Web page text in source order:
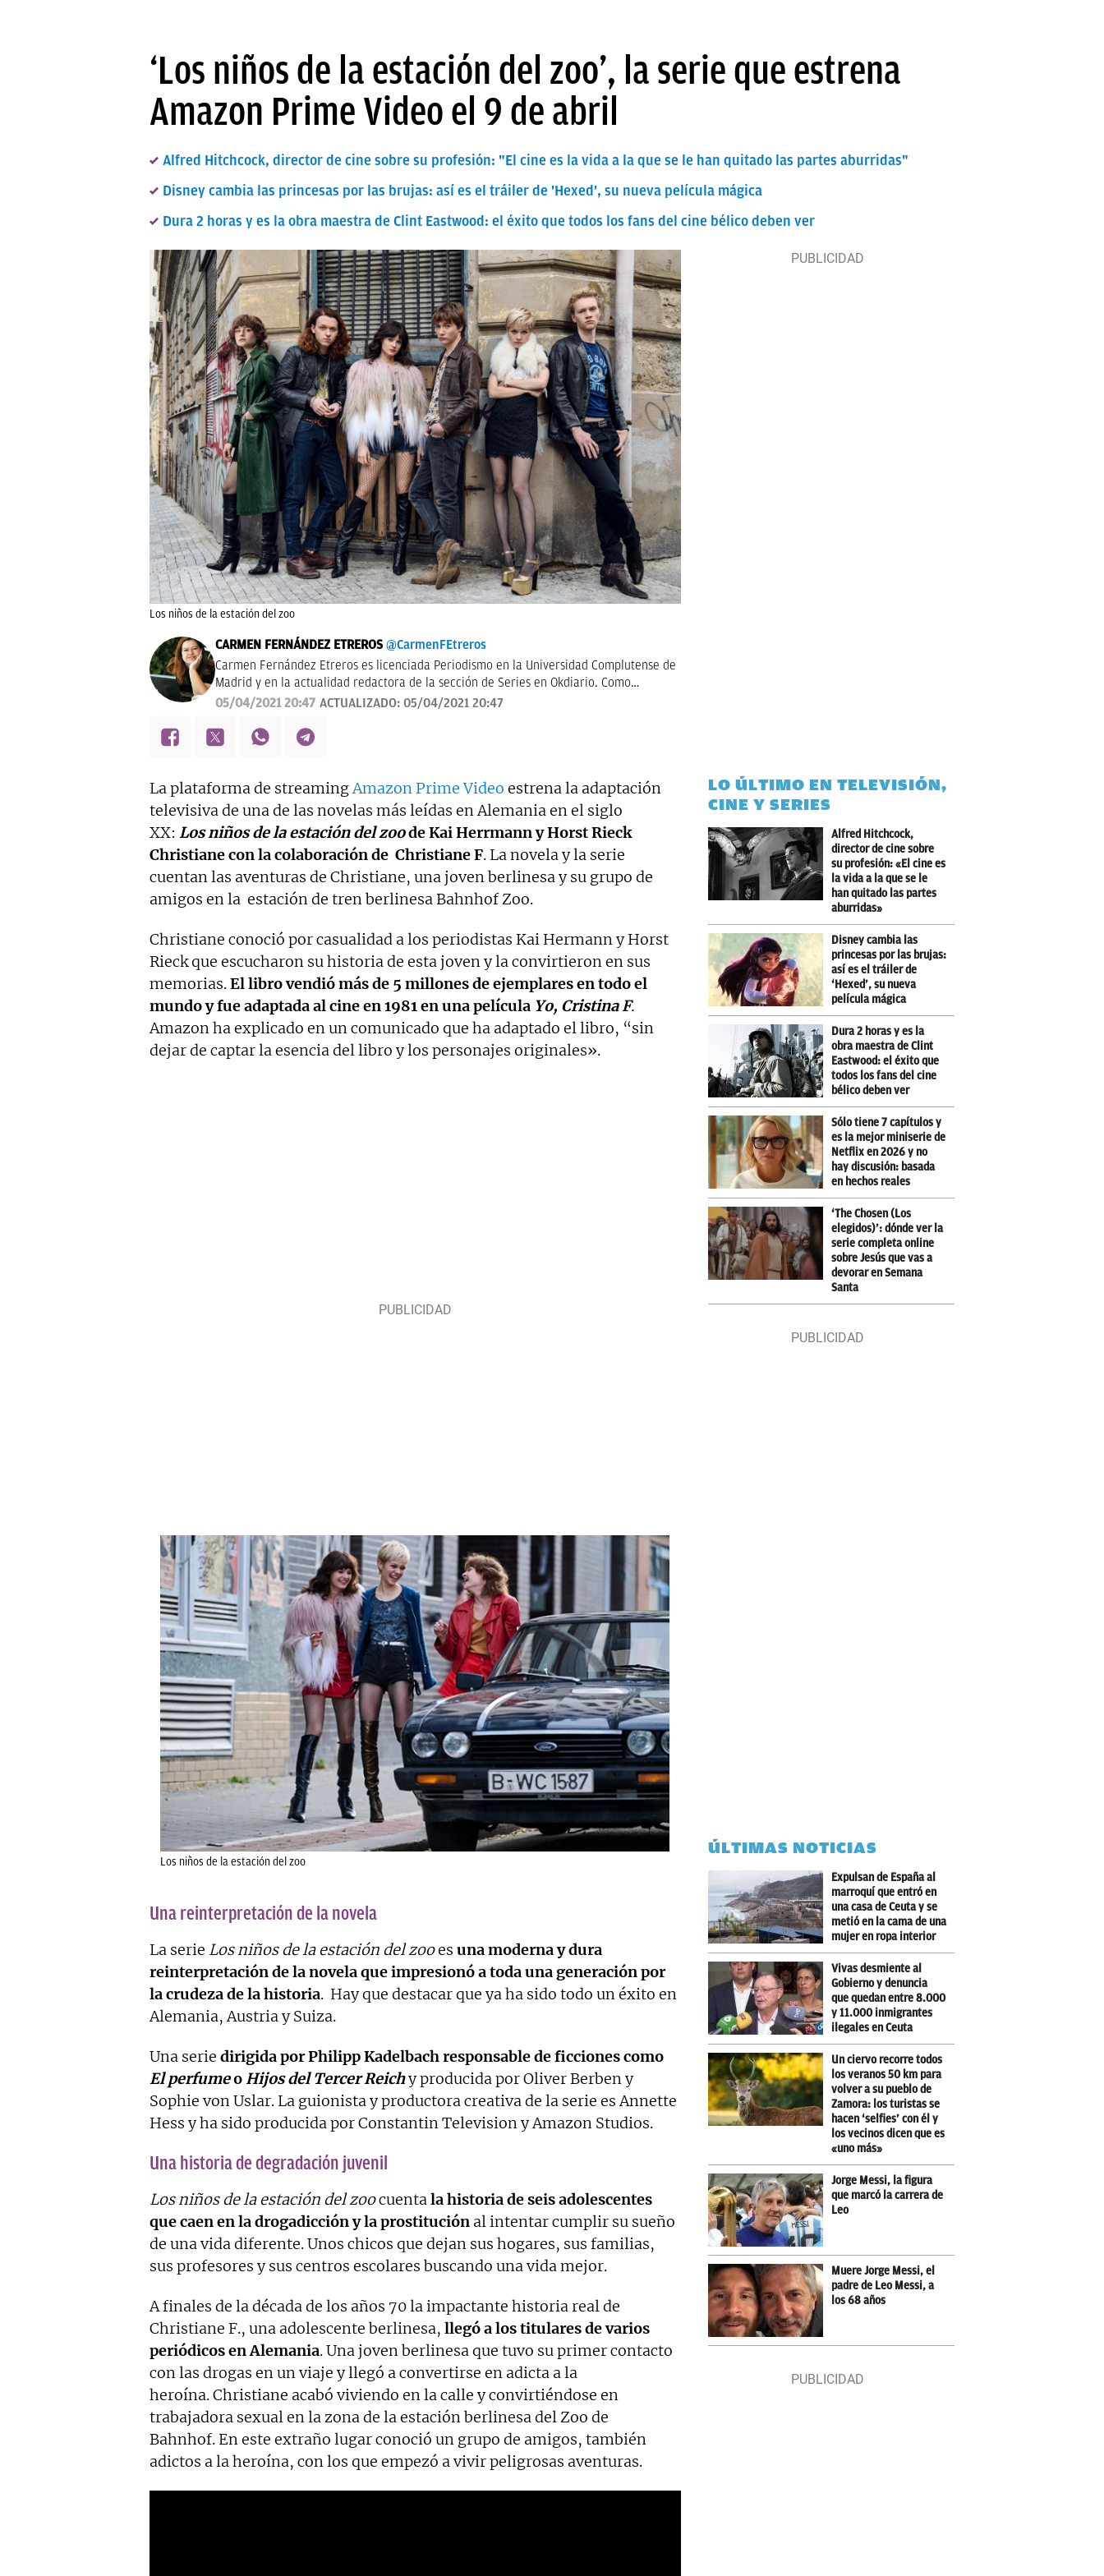
‘Los niños de la estación del zoo’, la serie que estrena
Amazon Prime Video el 9 de abril
Alfred Hitchcock, director de cine sobre su profesión: "El cine es la vida a la que se le han quitado las partes aburridas"
Disney cambia las princesas por las brujas: así es el tráiler de 'Hexed', su nueva película mágica
Dura 2 horas y es la obra maestra de Clint Eastwood: el éxito que todos los fans del cine bélico deben ver
Los niños de la estación del zoo
CARMEN FERNÁNDEZ ETREROS @CarmenFEtreros
Carmen Fernández Etreros es licenciada Periodismo en la Universidad Complutense de
Madrid y en la actualidad redactora de la sección de Series en Okdiario. Como
periodista ha colaborado con numerosos medios de comunicación como el diario ABC,
editorial como redactora, correctora y editora. Autora de las novelas gráficas de la
editorial Oberon 'Galdós, un escritor en Madrid' y 'Emilia, de la oscuridad a la luz'.
05/04/2021 20:47 ACTUALIZADO: 05/04/2021 20:47
La plataforma de streamingAmazon Prime Video estrena la adaptación
televisiva de una de las novelas más leídas en Alemania en el siglo
XX: Los niños de la estación del zoode Kai Herrmann y Horst Rieck
Christiane con la colaboración de Christiane F. La novela y la serie
cuentan las aventuras de Christiane, una joven berlinesa y su grupo de
amigos en la estación de tren berlinesa Bahnhof Zoo.
Christiane conoció por casualidad a los periodistas Kai Hermann y Horst
Rieck que escucharon su historia de esta joven y la convirtieron en sus
memorias.El libro vendió más de 5 millones de ejemplares en todo el
mundo y fue adaptada al cine en 1981 en una película Yo, Cristina F.
Amazon ha explicado en un comunicado que ha adaptado el libro, “sin
dejar de captar la esencia del libro y los personajes originales».
Los niños de la estación del zoo
Una reinterpretación de la novela
La serie Los niños de la estación del zooes una moderna y dura
reinterpretación de la novela que impresionó a toda una generación por
la crudeza de la historia. Hay que destacar que ya ha sido todo un éxito en
Alemania, Austria y Suiza.
Una serie dirigida por Philipp Kadelbach responsable de ficciones como
El perfumeoHijos del Tercer Reichy producida por Oliver Berben y
Sophie von Uslar. La guionista y productora creativa de la serie es Annette
Hess y ha sido producida por Constantin Television y Amazon Studios.
Una historia de degradación juvenil
Los niños de la estación del zoocuentala historia de seis adolescentes
que caen en la drogadicción y la prostitución al intentar cumplir su sueño
de una vida diferente. Unos chicos que dejan sus hogares, sus familias,
sus profesores y sus centros escolares buscando una vida mejor.
A finales de la década de los años 70 la impactante historia real de
Christiane F., una adolescente berlinesa, llegó a los titulares de varios
periódicos en Alemania. Una joven berlinesa que tuvo su primer contacto
con las drogas en un viaje y llegó a convertirse en adicta a la
heroína. Christiane acabó viviendo en la calle y convirtiéndose en
trabajadora sexual en la zona de la estación berlinesa del Zoo de
Bahnhof. En este extraño lugar conoció un grupo de amigos, también
adictos a la heroína, con los que empezó a vivir peligrosas aventuras.
LO ÚLTIMO EN TELEVISIÓN,
CINE Y SERIES
Alfred Hitchcock,
director de cine sobre
su profesión: «El cine es
la vida a la que se le
han quitado las partes
aburridas»
Disney cambia las
princesas por las brujas:
así es el tráiler de
‘Hexed’, su nueva
película mágica
Dura 2 horas y es la
obra maestra de Clint
Eastwood: el éxito que
todos los fans del cine
bélico deben ver
Sólo tiene 7 capítulos y
es la mejor miniserie de
Netflix en 2026 y no
hay discusión: basada
en hechos reales
‘The Chosen (Los
elegidos)’: dónde ver la
serie completa online
sobre Jesús que vas a
devorar en Semana
Santa
ÚLTIMAS NOTICIAS
Expulsan de España al
marroquí que entró en
una casa de Ceuta y se
metió en la cama de una
mujer en ropa interior
Vivas desmiente al
Gobierno y denuncia
que quedan entre 8.000
y 11.000 inmigrantes
ilegales en Ceuta
Un ciervo recorre todos
los veranos 50 km para
volver a su pueblo de
Zamora: los turistas se
hacen ‘selfies’ con él y
los vecinos dicen que es
«uno más»
Jorge Messi, la figura
que marcó la carrera de
Leo
Muere Jorge Messi, el
padre de Leo Messi, a
los 68 años